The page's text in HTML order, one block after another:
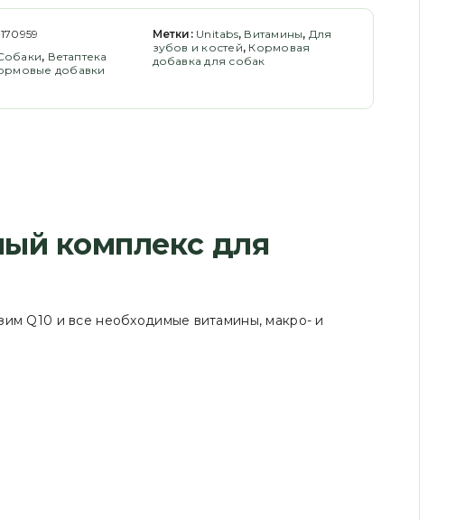
, Ветаптека
добавки
Метки: Unitabs, Витамины, Для
зубов и костей, Кормовая
добавка для собак
комплекс для
Q10 и все необходимые витамины, макро- и